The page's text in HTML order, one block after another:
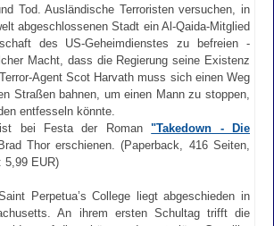
Tod. Ausländische Terroristen versuchen, in
abgeschlossenen Stadt ein Al-Qaida-Mitglied
des US-Geheimdienstes zu befreien -
Macht, dass die Regierung seine Existenz
Agent Scot Harvath muss sich einen Weg
Straßen bahnen, um einen Mann zu stoppen,
entfesseln könnte.
bei Festa der Roman"Takedown - Die
Thor erschienen. (Paperback, 416 Seiten,
5,99 EUR)
Perpetua’s College liegt abgeschieden in
An ihrem ersten Schultag trifft die